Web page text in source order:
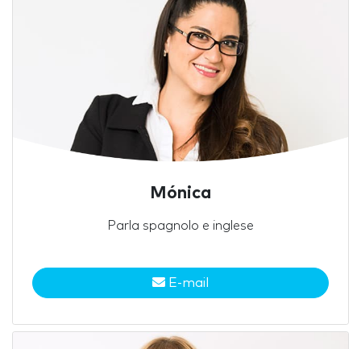
Mónica
Parla spagnolo e inglese
E-mail